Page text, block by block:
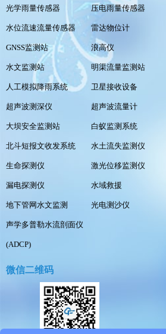
光学雨量传感器 压电雨量传感器
水位流速流量传感器 雷达物位计
GNSS监测站 浪高仪
水文监测站 明渠流量监测站
人工模拟降雨系统 卫星接收设备
超声波测深仪 超声波流量计
大坝安全监测站 白蚁监测系统
北斗短报文收发系统 水土流失监测仪
生命探测仪 激光位移监测仪
漏电探测仪 水域救援
地下管网水文监测 光电测沙仪
声学多普勒水流剖面仪
(ADCP)
微信二维码